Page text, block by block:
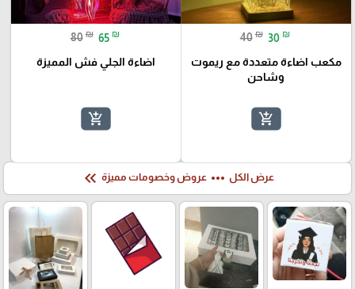
40 ₪ 30 ₪
مكعب اضاءة متعددة مع ريموت
وشاحن
add_shopping_cart
80 ₪ 65 ₪
اضاءة الجلي فش المميزة
add_shopping_cart
عرض الكل more_horiz عروض وخصومات مميزة keyboard_double_arrow_left